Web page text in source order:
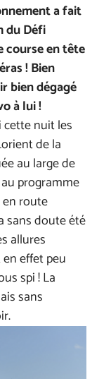
a fait
du Défi
course en tête
! Bien
bien dégagé
à lui !
nuit les
de la
au large de
programme
route
sans doute été
allures
effet peu
spi ! La
sans